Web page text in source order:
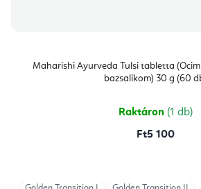
Maharishi Ayurveda Tulsi tabletta
bazsalikom) 30 g (60
Raktáron (1 db)
Ft5 100